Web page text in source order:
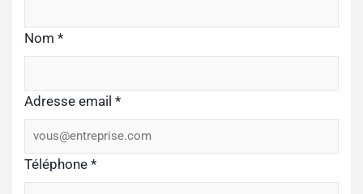
Nom *
Adresse email *
Téléphone *